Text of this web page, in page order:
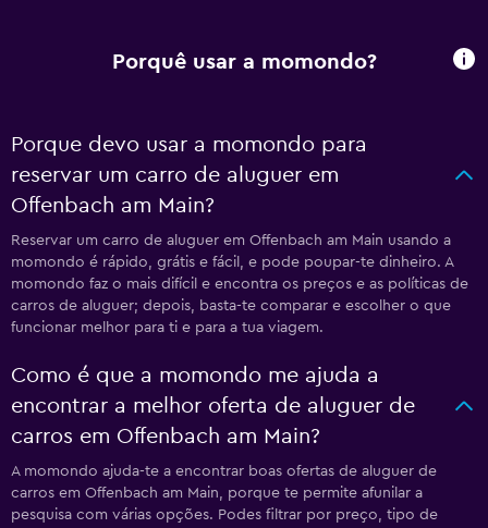
Porquê usar a momondo?
Porque devo usar a momondo para
reservar um carro de aluguer em
Offenbach am Main?
Reservar um carro de aluguer em Offenbach am Main usando a
momondo é rápido, grátis e fácil, e pode poupar-te dinheiro. A
momondo faz o mais difícil e encontra os preços e as políticas de
carros de aluguer; depois, basta-te comparar e escolher o que
funcionar melhor para ti e para a tua viagem.
Como é que a momondo me ajuda a
encontrar a melhor oferta de aluguer de
carros em Offenbach am Main?
A momondo ajuda-te a encontrar boas ofertas de aluguer de
carros em Offenbach am Main, porque te permite afunilar a
pesquisa com várias opções. Podes filtrar por preço, tipo de